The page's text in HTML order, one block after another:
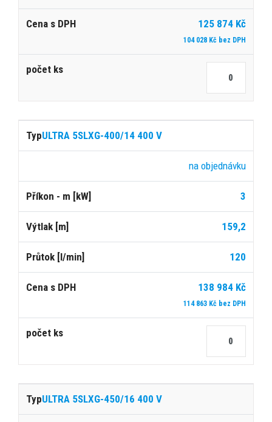
125 874 Kč
104 028 Kč bez DPH
ULTRA 5SLXG-400/14 400 V
na objednávku
3
159,2
120
138 984 Kč
114 863 Kč bez DPH
ULTRA 5SLXG-450/16 400 V